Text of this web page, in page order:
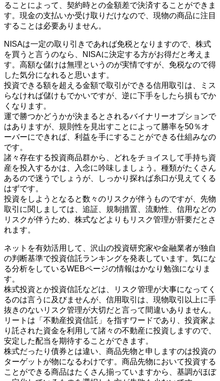
ることによって、契約時との金額差で決済することができま
す。現金の支払いか受け取りだけなので、現物の商品に注目
することは必要ありません。
NISAは一定の取り引きであれば免税となりますので、株式
を買うと言うのなら、NISAに決定する方がお得だと考えま
す。高額な儲けは無理というのが実情ですが、免税なので得
した気分になれると思います。
投資できる額を超える金額で取引ができる信用取引は、ミス
らなければ儲けもでかいですが、逆に下手をしたら損もでか
くなります。
運で勝つかどうかが決まるとされるバイナリーオプションで
はありますが、規則性を見出すことによって勝率を50％オ
ーバーにできれば、利益を手にすることができる仕組みなの
です。
諸々存在する投資商品群から、どれをチョイスして手持ち資
産を投入するかは、入念に吟味しましょう。種類がたくさん
あるので迷うでしょうが、しっかり探れば糸口が見えてくる
はずです。
投資をしようとなると数々のリスクが伴うものですが、先物
取引に関しましては、追証、規制措置、流動性、信用などの
リスクが伴うため、株式などよりもリスク管理が肝要だとさ
れます。
ネットを有効活用して、沢山の投資研究家や金融業者が独自
の判断基準で投資信託ランキングを発表しています。気にな
る分析をしているWEBページの情報はかなり勉強になりま
す。
株式投資とか投資信託などは、リスク管理が大事になってく
るのは言うに及びませんが、信用取引は、現物取引以上に手
抜きのないリスク管理が大切だと言って間違いありません。
リートは「不動産投資信託」を指すワードであり、投資家よ
り託された資金を利用して諸々の不動産に投資しますので、
安定した配当を期待することができます。
株式だったり債券とは違い、商品先物と申しますのは投資の
ターゲットが物になるわけです。商品先物において投資する
ことができる商品はたくさん揃っていますから、基調がほぼ